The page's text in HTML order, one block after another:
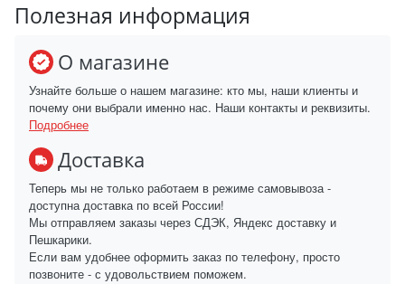
Полезная информация
О магазине
Узнайте больше о нашем магазине: кто мы, наши клиенты и
почему они выбрали именно нас. Наши контакты и реквизиты.
Подробнее
Доставка
Теперь мы не только работаем в режиме самовывоза -
доступна доставка по всей России!
Мы отправляем заказы через СДЭК, Яндекс доставку и
Пешкарики.
Если вам удобнее оформить заказ по телефону, просто
позвоните - с удовольствием поможем.